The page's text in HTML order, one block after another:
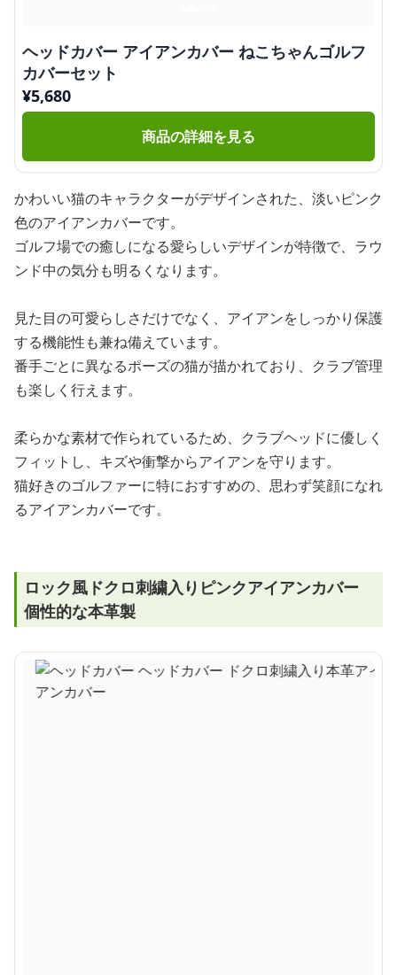
ヘッドカバー アイアンカバー ねこちゃんゴルフ
カバーセット
¥5,680
商品の詳細を見る
かわいい猫のキャラクターがデザインされた、淡いピンク
色のアイアンカバーです。
ゴルフ場での癒しになる愛らしいデザインが特徴で、ラウ
ンド中の気分も明るくなります。
見た目の可愛らしさだけでなく、アイアンをしっかり保護
する機能性も兼ね備えています。
番手ごとに異なるポーズの猫が描かれており、クラブ管理
も楽しく行えます。
柔らかな素材で作られているため、クラブヘッドに優しく
フィットし、キズや衝撃からアイアンを守ります。
猫好きのゴルファーに特におすすめの、思わず笑顔になれ
るアイアンカバーです。
ロック風ドクロ刺繍入りピンクアイアンカバー
個性的な本革製